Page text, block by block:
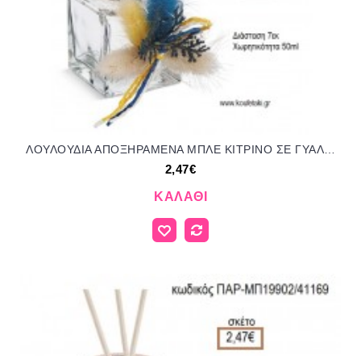
ΛΟΥΛΟΥΔΙΑ ΑΠΟΞΗΡΑΜΕΝΑ ΜΠΛΕ ΚΙΤΡΙΝΟ ΣΕ ΓΥΑΛΙΝΟ ΜΠΟΥΚΑΛΑΚΙ ΓΙΑ ΑΡΩΜΑΤΙΚΟ ΧΩΡΟΥ για μπομπονιέρες - γούρια ΠΑΡ-ΜΠ19905/41169 2.47€!!!
2,47€
ΚΑΛΆΘΙ